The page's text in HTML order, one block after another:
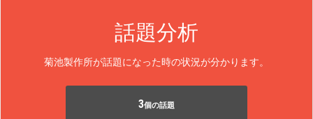
話題分析
菊池製作所が話題になった時の状況が分かります。
3個の話題